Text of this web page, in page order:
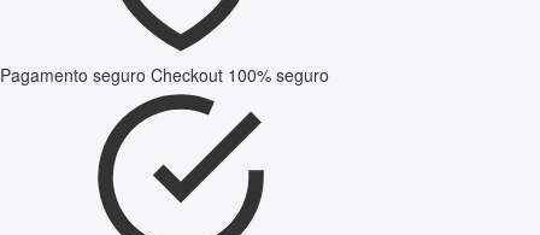
Pagamento seguro Checkout 100% seguro